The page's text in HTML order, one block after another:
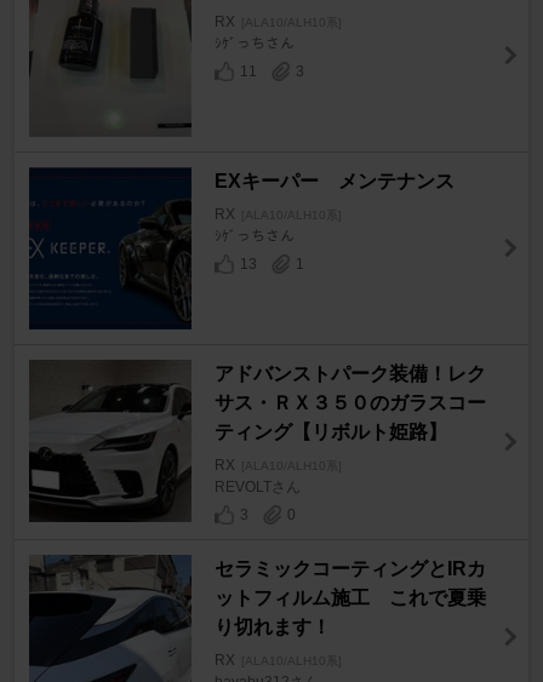
RX [ALA10/ALH10系]
ｼｹﾞっちさん
11
3
EXキーパー メンテナンス
RX [ALA10/ALH10系]
ｼｹﾞっちさん
13
1
アドバンストパーク装備！レク
サス・ＲＸ３５０のガラスコー
ティング【リボルト姫路】
RX [ALA10/ALH10系]
REVOLTさん
3
0
セラミックコーティングとIRカ
ットフィルム施工 これで夏乗
り切れます！
RX [ALA10/ALH10系]